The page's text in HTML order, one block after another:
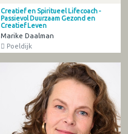
Creatief en Spiritueel Lifecoach -
Passievol Duurzaam Gezond en
Creatief Leven
Marike Daalman
Poeldijk